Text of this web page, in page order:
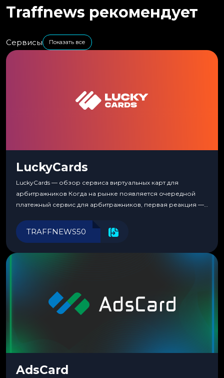
Traffnews рекомендует
Сервисы Показать все
LuckyCards
LuckyCards — обзор сервиса виртуальных карт для
арбитражников Когда на рынке появляется очередной
платежный сервис для арбитражников, первая реакция —
перестаешь воспринимать всерьез любой новый продукт,
пока тот не докажет обратное делом. LuckyCards — история
TRAFFNEWS50
AdsCard